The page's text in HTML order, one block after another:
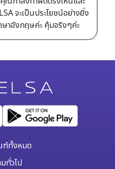
จะเป็นประโยชน์อย่างยิ่ง
าอังกฤษค่ะ คุ้มจริงๆค่ะ
ทั้งหมด
ทั่วไป